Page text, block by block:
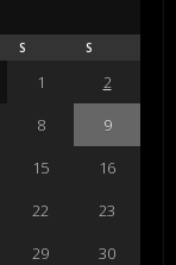
S S
1
2
8
9
15
16
22
23
29 30